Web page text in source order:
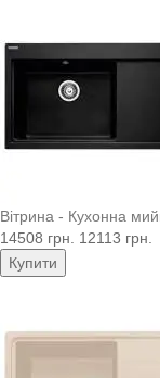
Вітрина - Кухонна
14508 грн.
12113 грн.
Купити